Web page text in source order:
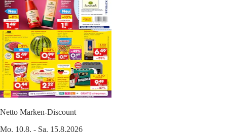
Netto Marken-Discount
Mo. 10.8. - Sa. 15.8.2026